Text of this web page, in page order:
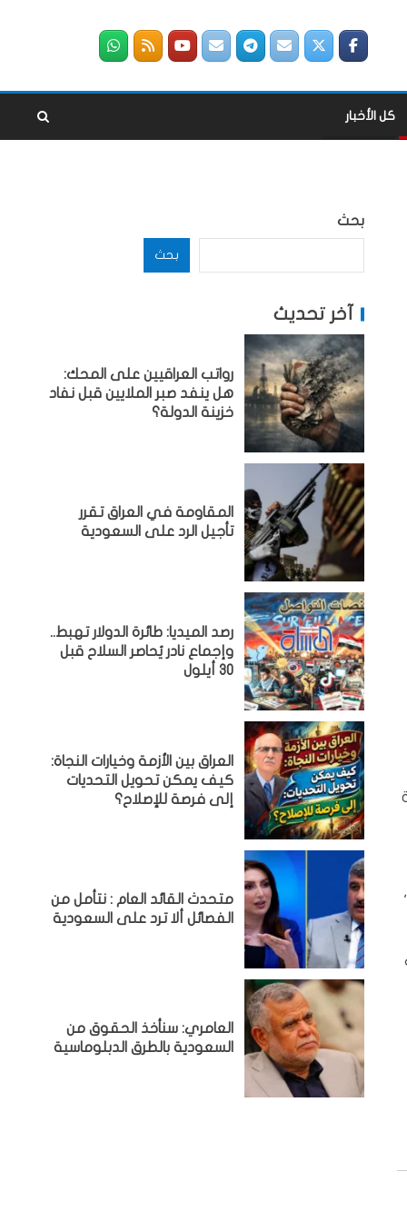
كل الأخبار
بحث
بحث
آخر تحديث
رواتب العراقيين على المحك:
هل ينفد صبر الملايين قبل نفاد
خزينة الدولة؟
المقاومة في العراق تقرر
تأجيل الرد على السعودية
رصد الميديا: طائرة الدولار تهبط..
وإجماع نادر يُحاصر السلاح قبل
30 أيلول
العراق بين الأزمة وخيارات النجاة:
كيف يمكن تحويل التحديات
إلى فرصة للإصلاح؟
متحدث القائد العام : نتأمل من
الفصائل ألا ترد على السعودية
العامري: سنأخذ الحقوق من
السعودية بالطرق الدبلوماسية